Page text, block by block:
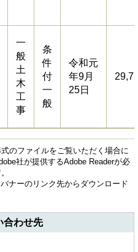
一
般
土
木
工
事
条
件
付
一
般
令和元
年9月
25日
式のファイルをご覧いただく場合に
社が提供するAdobe Readerが必
ナーのリンク先からダウンロード
合わせ先